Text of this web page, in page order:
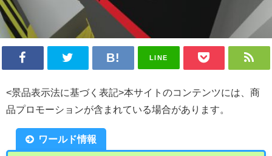
LINE
<景品表示法に基づく表記>本サイトのコンテンツには、商
品プロモーションが含まれている場合があります。
ワールド情報